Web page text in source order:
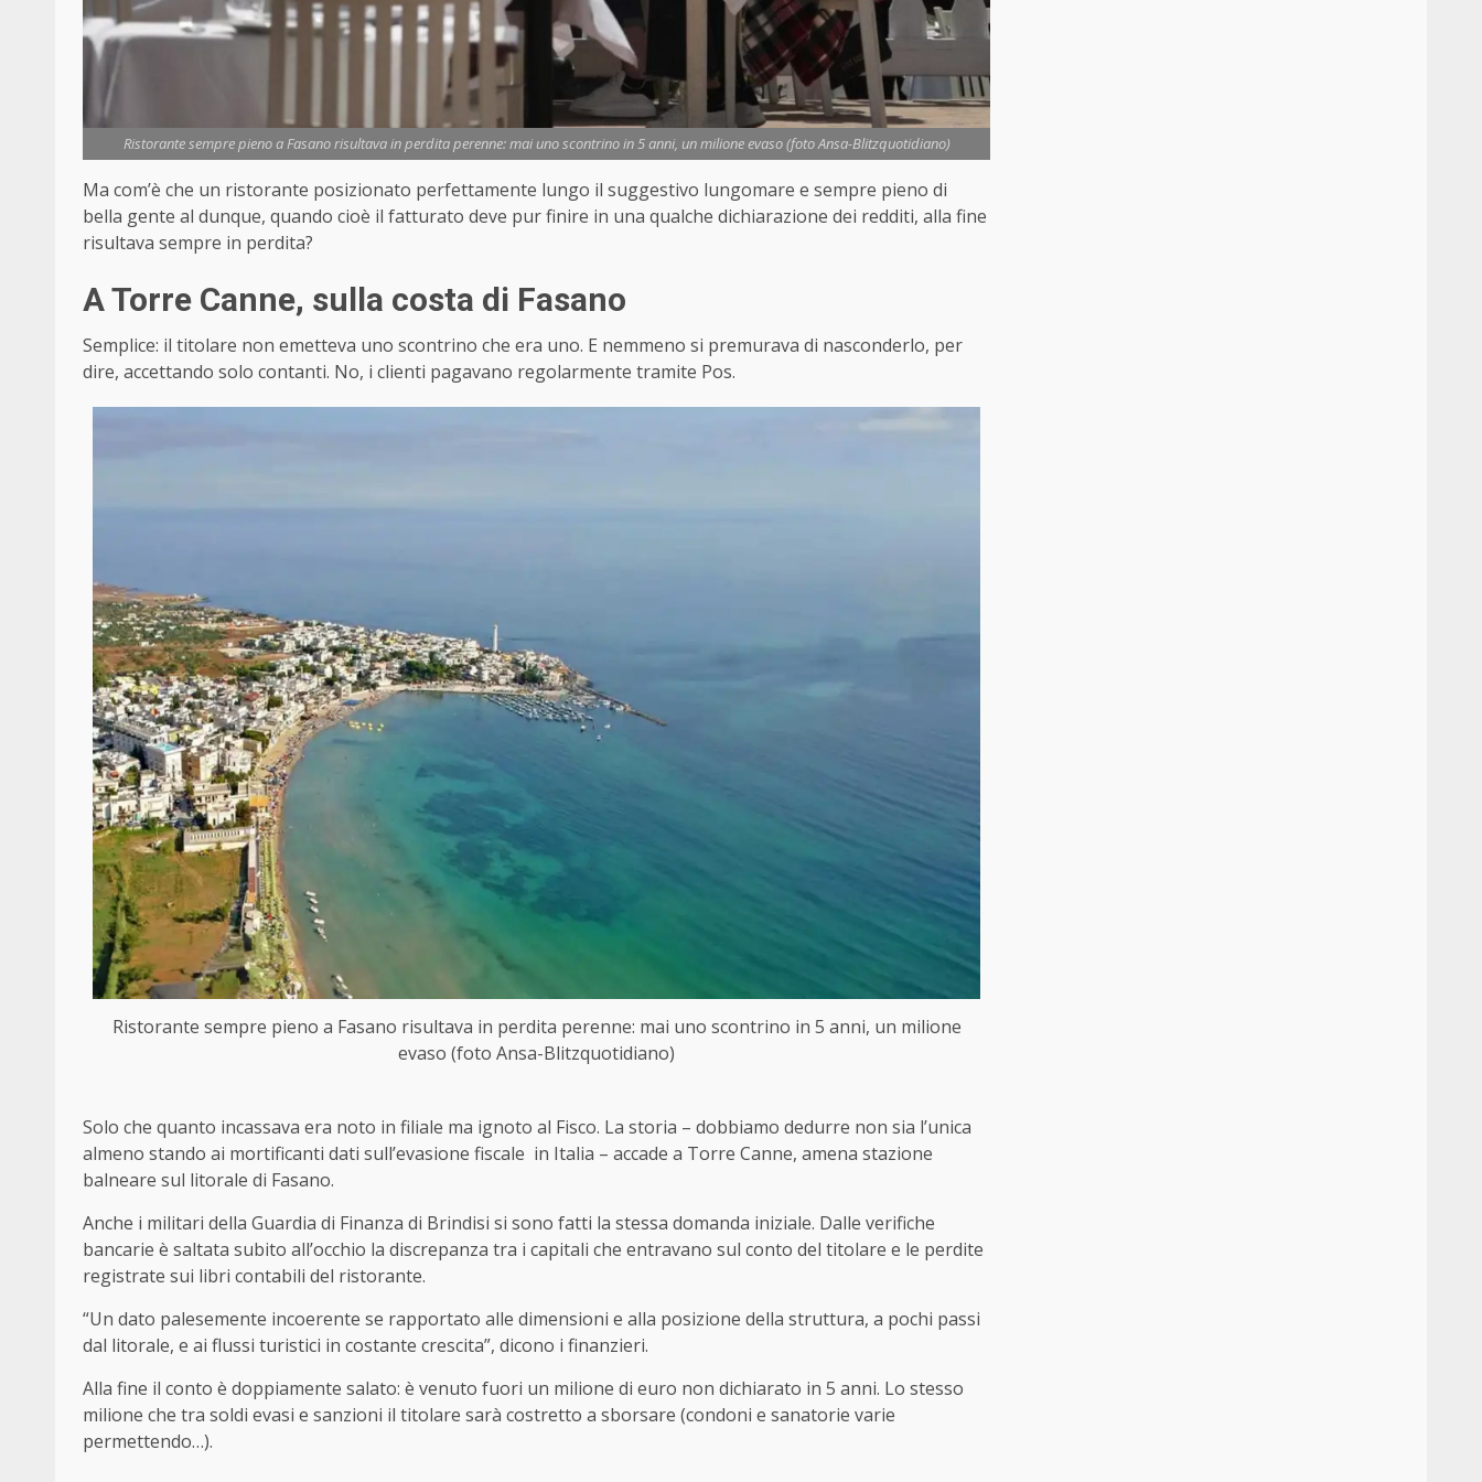
Ristorante sempre pieno a Fasano risultava in perdita perenne: mai uno scontrino in 5 anni, un milione evaso (foto Ansa-Blitzquotidiano)
Ma com’è che un ristorante posizionato perfettamente lungo il suggestivo lungomare e sempre pieno di
bella gente al dunque, quando cioè il fatturato deve pur finire in una qualche dichiarazione dei redditi, alla fine
risultava sempre in perdita?
A Torre Canne, sulla costa di Fasano
Semplice: il titolare non emetteva uno scontrino che era uno. E nemmeno si premurava di nasconderlo, per
dire, accettando solo contanti. No, i clienti pagavano regolarmente tramite Pos.
Ristorante sempre pieno a Fasano risultava in perdita perenne: mai uno scontrino in 5 anni, un milione
evaso (foto Ansa-Blitzquotidiano)
Solo che quanto incassava era noto in filiale ma ignoto al Fisco. La storia – dobbiamo dedurre non sia l’unica
almeno stando ai mortificanti dati sull’evasione fiscale in Italia – accade a Torre Canne, amena stazione
balneare sul litorale di Fasano.
Anche i militari della Guardia di Finanza di Brindisi si sono fatti la stessa domanda iniziale. Dalle verifiche
bancarie è saltata subito all’occhio la discrepanza tra i capitali che entravano sul conto del titolare e le perdite
registrate sui libri contabili del ristorante.
“Un dato palesemente incoerente se rapportato alle dimensioni e alla posizione della struttura, a pochi passi
dal litorale, e ai flussi turistici in costante crescita”, dicono i finanzieri.
Alla fine il conto è doppiamente salato: è venuto fuori un milione di euro non dichiarato in 5 anni. Lo stesso
milione che tra soldi evasi e sanzioni il titolare sarà costretto a sborsare (condoni e sanatorie varie
permettendo…).